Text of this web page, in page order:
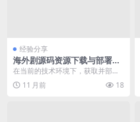
经验分享
海外剧源码资源下载与部署实
战教程
在当前的技术环境下，获取并部署
最新的海外剧源码资源已成为许多
开发者和技术爱好者的...
11 月前 18